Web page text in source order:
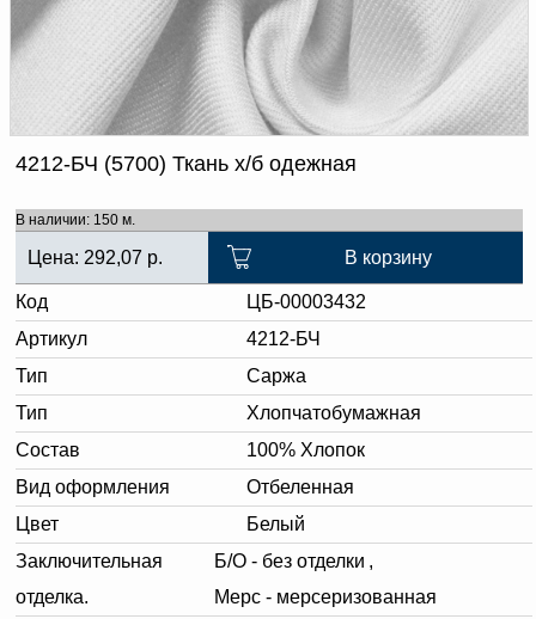
получение груза
Документы по работе с
персональными данными
Письмо руководителю
Вопросы и ответы
Новости | Статьи
4212-БЧ (5700) Ткань х/б одежная
В наличии: 150 м.
Цена: 292,07 р. В корзину
Код
ЦБ-00003432
Артикул
4212-БЧ
Тип
Саржа
Тип
Хлопчатобумажная
Состав
100% Хлопок
Вид оформления
Отбеленная
Цвет
Белый
Заключительная
отделка.
Б/О - без отделки ,
Мерс - мерсеризованная
Добавить